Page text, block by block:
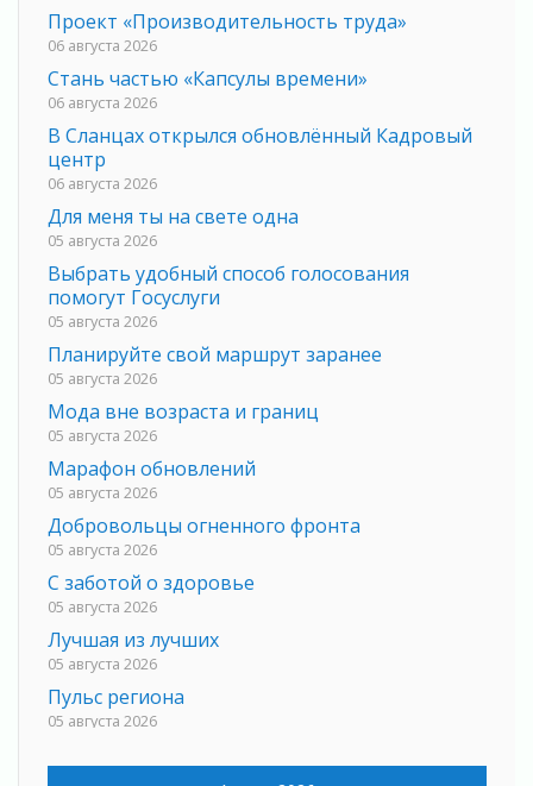
Проект «Производительность труда»
06 августа 2026
Стань частью «Капсулы времени»
06 августа 2026
В Сланцах открылся обновлённый Кадровый
центр
06 августа 2026
Для меня ты на свете одна
05 августа 2026
Выбрать удобный способ голосования
помогут Госуслуги
05 августа 2026
Планируйте свой маршрут заранее
05 августа 2026
Мода вне возраста и границ
05 августа 2026
Марафон обновлений
05 августа 2026
Добровольцы огненного фронта
05 августа 2026
С заботой о здоровье
05 августа 2026
Лучшая из лучших
05 августа 2026
Пульс региона
05 августа 2026